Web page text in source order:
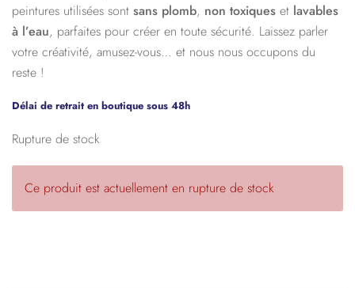
peintures utilisées sont sans plomb, non toxiques et lavables
à l’eau, parfaites pour créer en toute sécurité. Laissez parler
votre créativité, amusez-vous… et nous nous occupons du
reste !
Délai de retrait en boutique sous 48h
Rupture de stock
Ce produit est actuellement en rupture de stock